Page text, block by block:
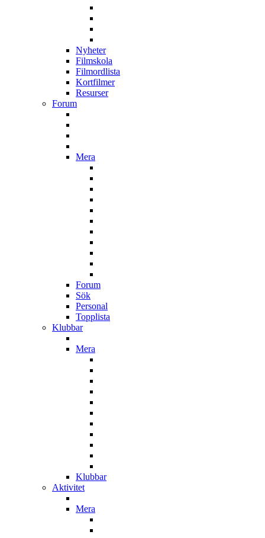
Nyheter
Filmskola
Filmordlista
Kortfilmer
Resurser
Forum
Mera
Forum
Sök
Personal
Topplista
Klubbar
Mera
Klubbar
Aktivitet
Mera